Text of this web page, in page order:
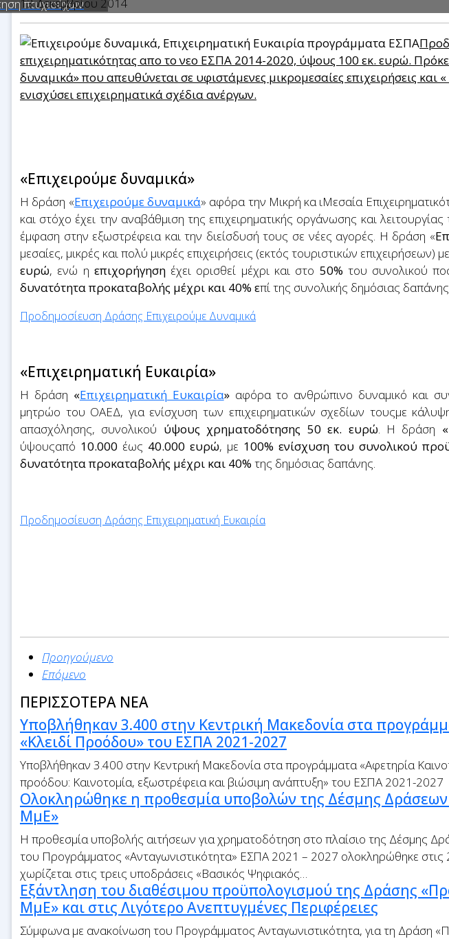
πτυχιούχων
επιχειρηματικότητας απο το νεο ΕΣΠΑ 2014-2020, ύψους 100 εκ. ευρώ.
δυναμικά» που απευθύνεται σε υφιστάμενες μικρομεσαίες επιχειρήσεις και
ενισχύσει επιχειρηματικά σχέδια ανέργων.
«Επιχειρούμε δυναμικά»
Η δράση «Επιχειρούμε δυναμικά» αφόρα την Μικρή κα ιΜεσαία
και στόχο έχει την αναβάθμιση της επιχειρηματικής οργάνωσης και
έμφαση στην εξωστρέφεια και την διείσδυσή τους σε νέες αγορές. Η δράση «
μεσαίες, μικρές και πολύ μικρές επιχειρήσεις (εκτός τουριστικών επιχειρήσεων)
ευρώ, ενώ η επιχορήγησηέχει ορισθεί μέχρι και στο 50% του συνολικού
δυνατότητα προκαταβολής μέχρι και 40% επί της συνολικής δημόσιας
Προδημοσίευση Δράσης Επιχειρούμε Δυναμικά
«Επιχειρηματική Ευκαιρία»
Η δράση «Επιχειρηματική Ευκαιρία»αφόρα το ανθρώπινο δυναμικό και
μητρώο του ΟΑΕΔ, για ενίσχυση των επιχειρηματικών σχεδίων τουςμε
απασχόλησης, συνολικoύ ύψους χρηματοδότησης 50 εκ. ευρώ. Η δράση
ύψουςαπό 10.000 έως 40.000 ευρώ, με 100% ενίσχυση του συνολικού
δυνατότητα προκαταβολής μέχρι και 40% της δημόσιας δαπάνης.
Προδημοσίευση Δράσης Επιχειρηματική Ευκαιρία
Προηγούμενο
Επόμενο
ΠΕΡΙΣΣΟΤΕΡΑ ΝΕΑ
Υποβλήθηκαν 3.400 στην Κεντρική Μακεδονία στα
«Κλειδί Προόδου» του ΕΣΠΑ 2021-2027
Υποβλήθηκαν 3.400 στην Κεντρική Μακεδονία στα προγράμματα «Αφετηρία
προόδου: Καινοτομία, εξωστρέφεια και βιώσιμη ανάπτυξη» του ΕΣΠΑ 2021-2027
Ολοκληρώθηκε η προθεσμία υποβολών της Δέσμης
ΜμΕ»
Η προθεσμία υποβολής αιτήσεων για χρηματοδότηση στο πλαίσιο της Δέσμης
του Προγράμματος «Ανταγωνιστικότητα» ΕΣΠΑ 2021 – 2027 ολοκληρώθηκε
χωρίζεται στις τρεις υποδράσεις «Βασικός Ψηφιακός…
Εξάντληση του διαθέσιμου προϋπολογισμού της Δράσης
ΜμΕ» και στις Λιγότερο Ανεπτυγμένες Περιφέρειες
Σύμφωνα με ανακοίνωση του Προγράμματος Ανταγωνιστικότητα, για τη Δράση